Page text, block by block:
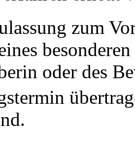
zum
oder des